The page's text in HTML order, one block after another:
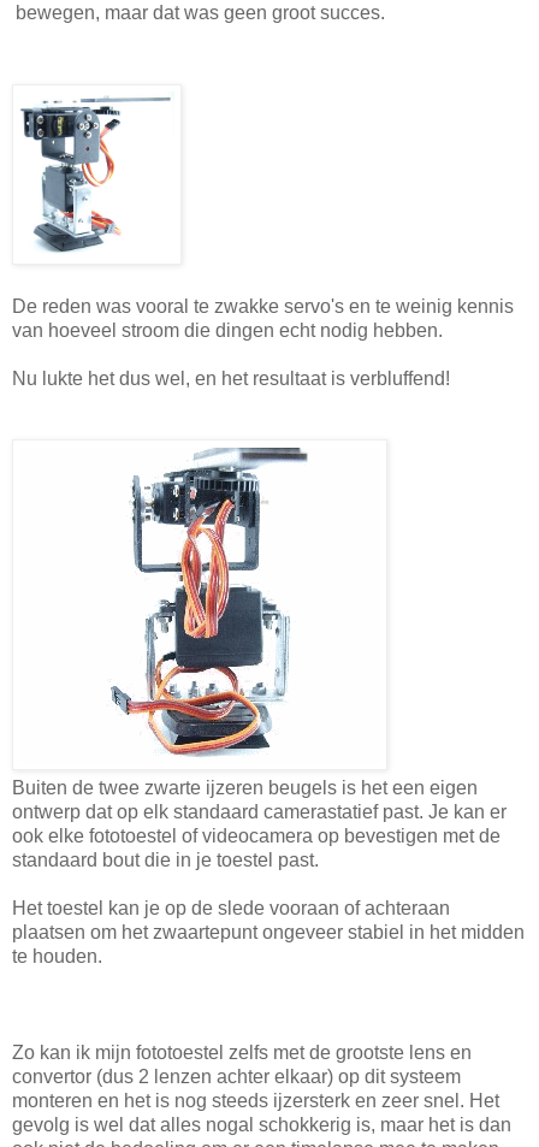
bewegen, maar dat was geen groot succes.
De reden was vooral te zwakke servo's en te weinig kennis
van hoeveel stroom die dingen echt nodig hebben.
Nu lukte het dus wel, en het resultaat is verbluffend!
Buiten de twee zwarte ijzeren beugels is het een eigen
ontwerp dat op elk standaard camerastatief past. Je kan er
ook elke fototoestel of videocamera op bevestigen met de
standaard bout die in je toestel past.
Het toestel kan je op de slede vooraan of achteraan
plaatsen om het zwaartepunt ongeveer stabiel in het midden
te houden.
Zo kan ik mijn fototoestel zelfs met de grootste lens en
convertor (dus 2 lenzen achter elkaar) op dit systeem
monteren en het is nog steeds ijzersterk en zeer snel. Het
gevolg is wel dat alles nogal schokkerig is, maar het is dan